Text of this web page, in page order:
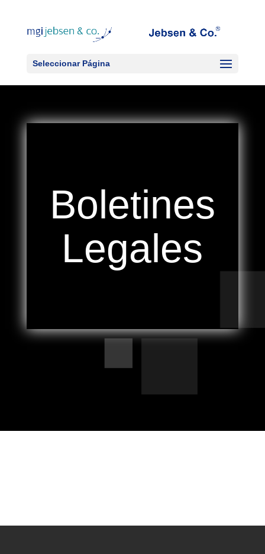
Seleccionar Página
Boletines
Legales